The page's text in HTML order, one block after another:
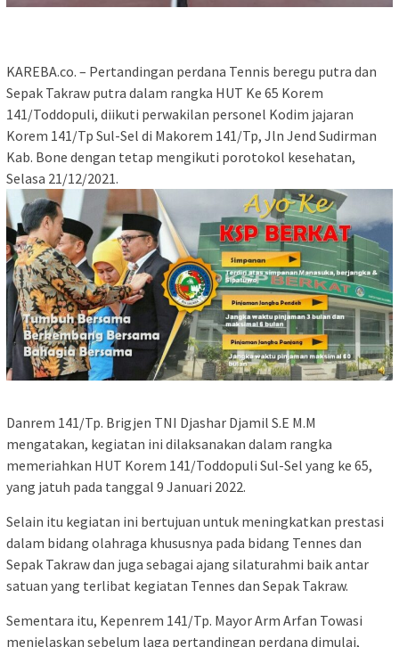
KAREBA.co. – Pertandingan perdana Tennis beregu putra dan
Sepak Takraw putra dalam rangka HUT Ke 65 Korem
141/Toddopuli, diikuti perwakilan personel Kodim jajaran
Korem 141/Tp Sul-Sel di Makorem 141/Tp, Jln Jend Sudirman
Kab. Bone dengan tetap mengikuti porotokol kesehatan,
Selasa 21/12/2021.
Danrem 141/Tp. Brigjen TNI Djashar Djamil S.E M.M
mengatakan, kegiatan ini dilaksanakan dalam rangka
memeriahkan HUT Korem 141/Toddopuli Sul-Sel yang ke 65,
yang jatuh pada tanggal 9 Januari 2022.
Selain itu kegiatan ini bertujuan untuk meningkatkan prestasi
dalam bidang olahraga khususnya pada bidang Tennes dan
Sepak Takraw dan juga sebagai ajang silaturahmi baik antar
satuan yang terlibat kegiatan Tennes dan Sepak Takraw.
Sementara itu, Kepenrem 141/Tp. Mayor Arm Arfan Towasi
menjelaskan sebelum laga pertandingan perdana dimulai,